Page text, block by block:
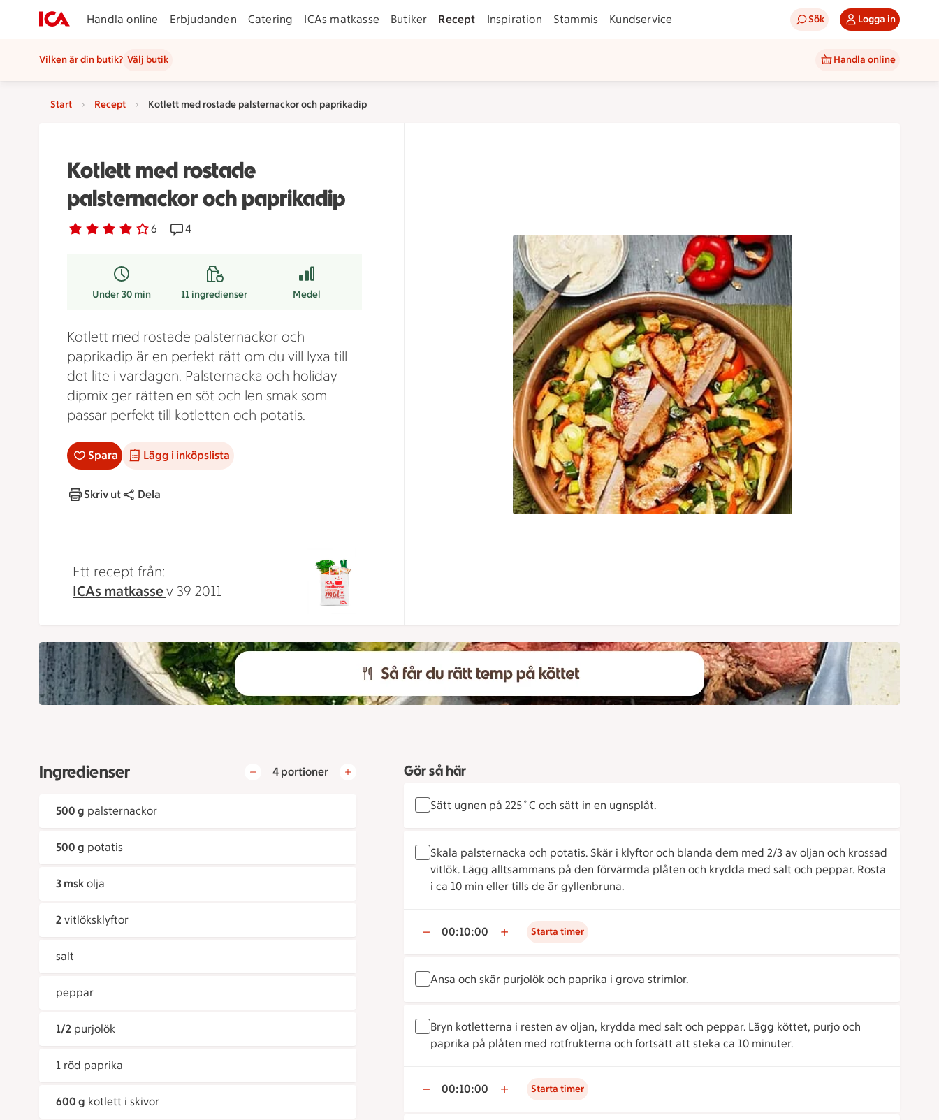
Handla online Erbjudanden Catering ICAs matkasse Butiker Recept Inspiration Stammis Kundservice Sök Logga in
Vilken är din butik? Välj butik Handla online
Start Recept Kotlett med rostade palsternackor och paprikadip
Kotlett med rostade
palsternackor och paprikadip
Betyg 4 av 5. 6
6 personer har röstatReceptet har 4 kommentarer
4
Under 30 min 11ingredienser Medel
Kotlett med rostade palsternackor och
paprikadip är en perfekt rätt om du vill lyxa till
det lite i vardagen. Palsternacka och holiday
dipmix ger rätten en söt och len smak som
passar perfekt till kotletten och potatis.
Spara Lägg i inköpslista
Skriv ut Dela
Ett recept från:
ICAs matkassev 39 2011
Ingredienser 4 portioner
500 g palsternackor
500 g potatis
3 msk olja
2 vitlöksklyftor
salt
peppar
1/2 purjolök
1 röd paprika
600 g kotlett i skivor
Gör så här
Sätt ugnen på 225˚C och sätt in en ugnsplåt.
Skala palsternacka och potatis. Skär i klyftor och blanda dem med 2/3 av oljan och krossad
vitlök. Lägg alltsammans på den förvärmda plåten och krydda med salt och peppar. Rosta
i ca 10 min eller tills de är gyllenbruna.
00:10:00 Starta timer
Ansa och skär purjolök och paprika i grova strimlor.
Bryn kotletterna i resten av oljan, krydda med salt och peppar. Lägg köttet, purjo och
paprika på plåten med rotfrukterna och fortsätt att steka ca 10 minuter.
00:10:00 Starta timer